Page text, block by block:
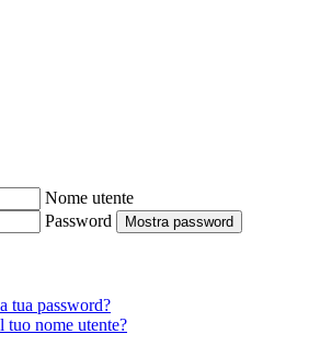
Nome utente
Password
Mostra password
tua password?
nome utente?